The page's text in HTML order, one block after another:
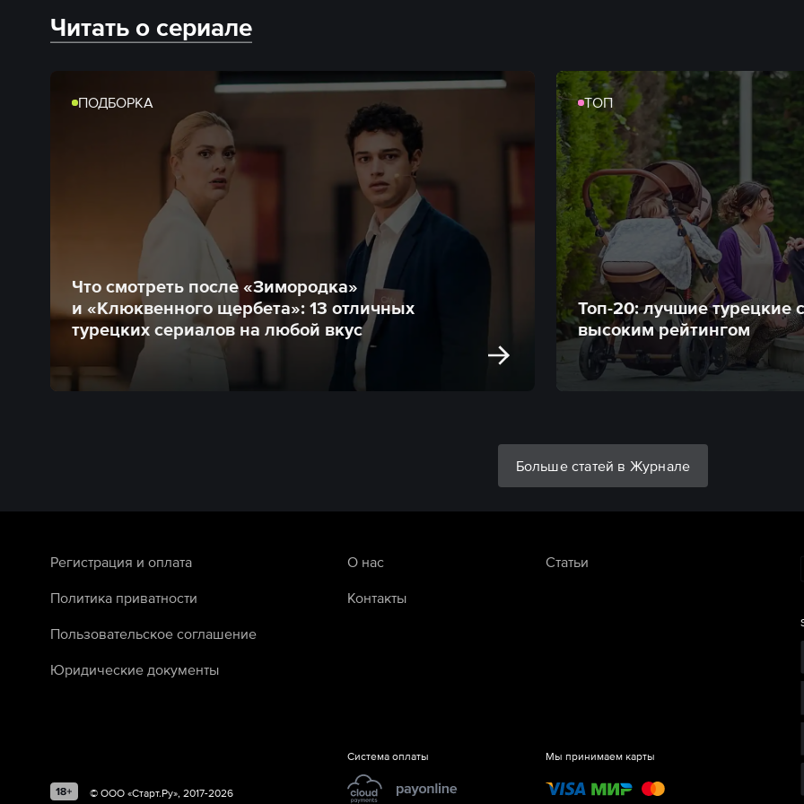
Читать о сериале
ПОДБОРКА
Что смотреть после «Зимородка»
и «Клюквенного щербета»: 13 отличных
турецких сериалов на любой вкус
ТОП
Топ-20: лучшие турецкие
высоким рейтингом
Больше статей в Журнале
Регистрация и оплата
Политика приватности
Пользовательское соглашение
Юридические документы
© ООО «Старт.Ру», 2017-2026
О нас
Контакты
Система оплаты
Статьи
Мы принимаем карты